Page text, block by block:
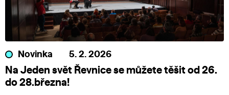
Novinka 5. 2. 2026
Na Jeden svět Řevnice se můžete těšit od 26.
do 28.března!